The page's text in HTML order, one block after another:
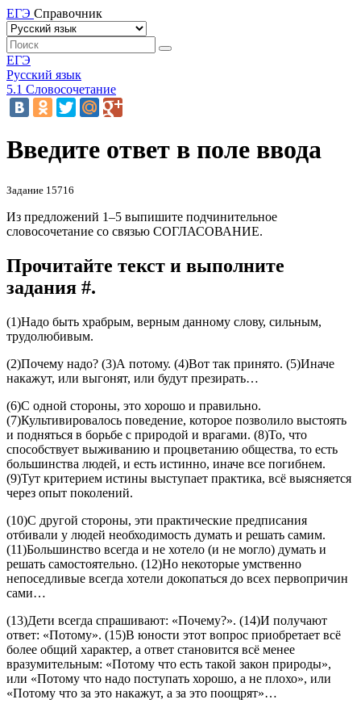
ЕГЭ Справочник
ЕГЭ
Русский язык
5.1 Словосочетание
Введите ответ в поле ввода
Задание 15716
Из предложений 1–5 выпишите подчинительное
словосочетание со связью СОГЛАСОВАНИЕ.
Прочитайте текст и выполните
задания #.
(1)Надо быть храбрым, верным данному слову, сильным,
трудолюбивым.
(2)Почему надо? (3)А потому. (4)Вот так принято. (5)Иначе
накажут, или выгонят, или будут презирать…
(6)С одной стороны, это хорошо и правильно.
(7)Культивировалось поведение, которое позволило выстоять
и подняться в борьбе с природой и врагами. (8)То, что
способствует выживанию и процветанию общества, то есть
большинства людей, и есть истинно, иначе все погибнем.
(9)Тут критерием истины выступает практика, всё выясняется
через опыт поколений.
(10)С другой стороны, эти практические предписания
отбивали у людей необходимость думать и решать самим.
(11)Большинство всегда и не хотело (и не могло) думать и
решать самостоятельно. (12)Но некоторые умственно
непоседливые всегда хотели докопаться до всех первопричин
сами…
(13)Дети всегда спрашивают: «Почему?». (14)И получают
ответ: «Потому». (15)В юности этот вопрос приобретает всё
более общий характер, а ответ становится всё менее
вразумительным: «Потому что есть такой закон природы»,
или «Потому что надо поступать хорошо, а не плохо», или
«Потому что за это накажут, а за это поощрят»…